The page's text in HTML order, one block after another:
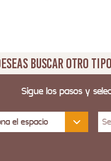
buscar otro
Sigue los pasos y
el espacio